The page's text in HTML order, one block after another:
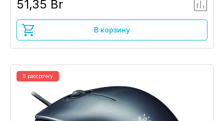
51,35 Br
В корзину
В рассрочку